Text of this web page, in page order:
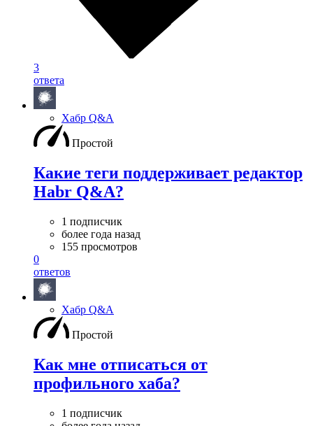
3
ответа
Хабр Q&A
Простой
Какие теги поддерживает редактор
Habr Q&A?
1 подписчик
более года назад
155 просмотров
0
ответов
Хабр Q&A
Простой
Как мне отписаться от
профильного хаба?
1 подписчик